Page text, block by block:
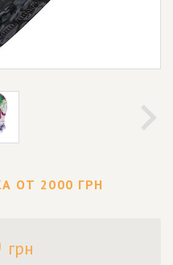
ОТ 2000 ГРН
грн